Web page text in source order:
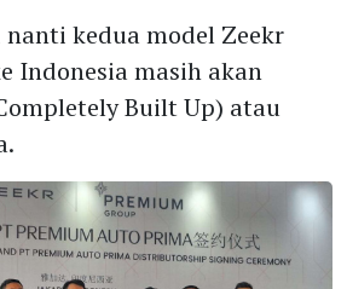
kedua model Zeekr
Indonesia masih akan
Built Up) atau